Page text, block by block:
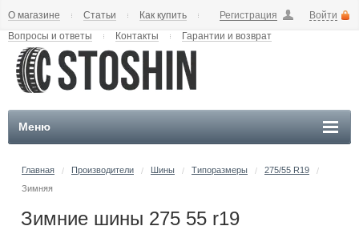
Регистрация Войти
О магазине Статьи
Как купить
Вопросы и ответы
Контакты Гарантии и возврат
Меню
Главная / Производители / Шины / Типоразмеры / 275/55 R19
/
Зимняя
Зимние шины 275 55 r19